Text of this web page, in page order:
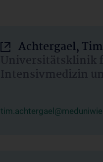
Achtergael,
Universitätsklinik
Intensivmedizin